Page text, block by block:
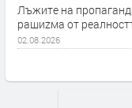
Лъжите на
рашиzма от
02.08.2026